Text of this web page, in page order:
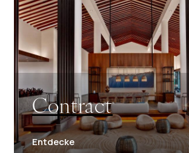
Contract
Entdecke